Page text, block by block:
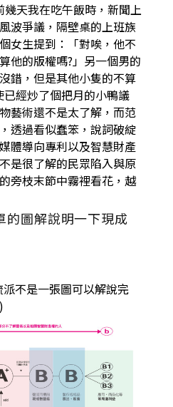
天我在吃午飯時，新聞上
波爭議，隔壁桌的上班族
女生提到：「對唉，他不
他的版權嗎?」另一個男的
錯，但是其他小隻的不算
經炒了個把月的小鴨議
藝術還不是太了解，而范
透過看似蠢笨，說詞破綻
體導向專利以及智慧財產
是很了解的民眾陷入與原
旁枝末節中霧裡看花，越
的圖解說明一下現成
不是一張圖可以解說完